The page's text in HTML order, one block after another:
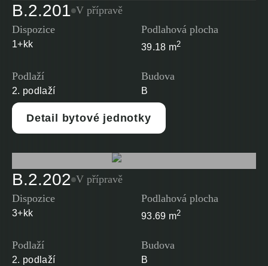
B.2.201 V přípravě
Dispozice
1+kk
Podlahová plocha
39.18 m2
Podlaží
2. podlaží
Budova
B
Detail bytové jednotky
B.2.202 V přípravě
Dispozice
3+kk
Podlahová plocha
93.69 m2
Podlaží
2. podlaží
Budova
B